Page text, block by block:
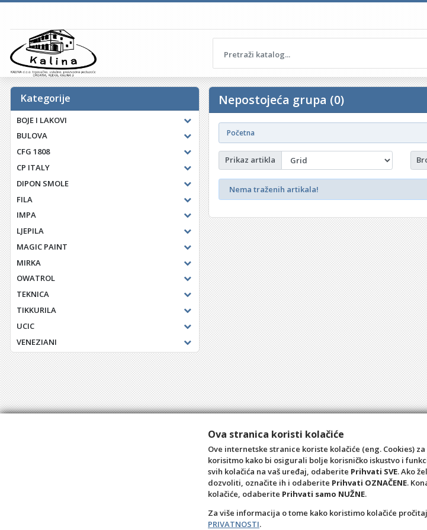
Kategorije
BOJE I LAKOVI
BULOVA
CFG 1808
CP ITALY
DIPON SMOLE
FILA
IMPA
LJEPILA
MAGIC PAINT
MIRKA
OWATROL
TEKNICA
TIKKURILA
UCIC
VENEZIANI
Nepostojeća grupa (0)
Početna
Prikaz artikla
Nema traženih artikala!
Ova stranica koristi kolačiće
Ove internetske stranice koriste kolačiće (eng. Cookies)
korisitmo kako bi osigurali bolje korisničko iskustvo i
svih kolačića na vaš uređaj, odaberite Prihvati SVE. Ako
dozvoliti, označite ih i odaberite Prihvati OZNAČENE.
kolačiće, odaberite Prihvati samo NUŽNE.
Za više informacija o tome kako koristimo kolačiće
PRIVATNOSTI.